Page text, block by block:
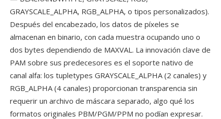
GRAYSCALE_ALPHA, RGB_ALPHA, o tipos personalizados).
Después del encabezado, los datos de píxeles se
almacenan en binario, con cada muestra ocupando uno o
dos bytes dependiendo de MAXVAL. La innovación clave de
PAM sobre sus predecesores es el soporte nativo de
canal alfa: los tupletypes GRAYSCALE_ALPHA (2 canales) y
RGB_ALPHA (4 canales) proporcionan transparencia sin
requerir un archivo de máscara separado, algo qué los
formatos originales PBM/PGM/PPM no podían expresar.